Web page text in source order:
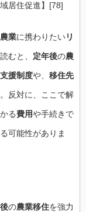
居住促進】[78]
農業に携わりたいリ
むと、 定年後の農
支援制度や、 移住先
反対に、ここで解
る費用や手続きで
可能性がありま
の農業移住を強力